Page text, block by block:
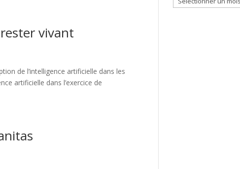
vivant
de l’intelligence artificielle dans les
artificielle dans l’exercice de